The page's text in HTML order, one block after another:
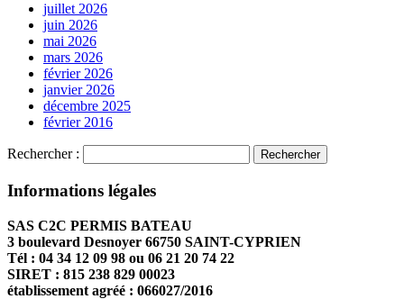
juillet 2026
juin 2026
mai 2026
mars 2026
février 2026
janvier 2026
décembre 2025
février 2016
Rechercher :
Informations légales
SAS C2C PERMIS BATEAU
3 boulevard Desnoyer 66750 SAINT-CYPRIEN
Tél : 04 34 12 09 98 ou 06 21 20 74 22
SIRET : 815 238 829 00023
établissement agréé : 066027/2016